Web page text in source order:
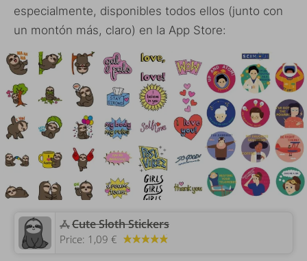
especialmente, disponibles todos ellos (junto con
un montón más, claro) en la App Store:
‎Cute Sloth Stickers
Price: 1,09 €